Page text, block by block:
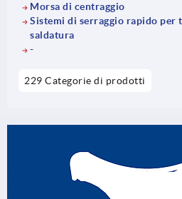
Morsa di centraggio
Sistemi di serraggio rapido per
saldatura
-
229 Categorie di prodotti